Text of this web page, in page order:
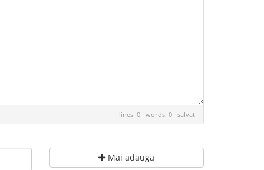
lines: 0 words: 0 salvat
Mai adaugă